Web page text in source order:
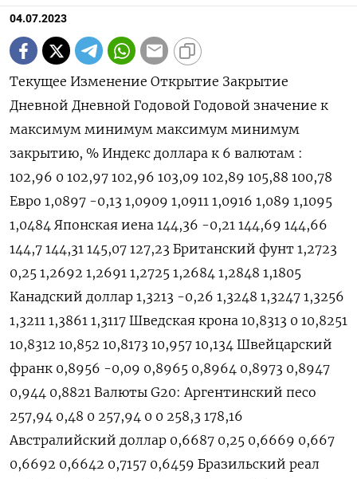
04.07.2023
Текущее Изменение Открытие Закрытие
Дневной Дневной Годовой Годовой значение к
максимум минимум максимум минимум
закрытию, % Индекс доллара к 6 валютам :
102,96 0 102,97 102,96 103,09 102,89 105,88 100,78
Евро 1,0897 -0,13 1,0909 1,0911 1,0916 1,089 1,1095
1,0484 Японская иена 144,36 -0,21 144,69 144,66
144,7 144,31 145,07 127,23 Британский фунт 1,2723
0,25 1,2692 1,2691 1,2725 1,2684 1,2848 1,1805
Канадский доллар 1,3213 -0,26 1,3248 1,3247 1,3256
1,3211 1,3861 1,3117 Шведская крона 10,8313 0 10,8251
10,8312 10,852 10,8173 10,957 10,134 Швейцарский
франк 0,8956 -0,09 0,8965 0,8964 0,8973 0,8947
0,944 0,8821 Валюты G20: Аргентинский песо
257,94 0,48 0 257,94 0 0 258,3 178,16
Австралийский доллар 0,6687 0,25 0,6669 0,667
0,6692 0,6642 0,7157 0,6459 Бразильский реал